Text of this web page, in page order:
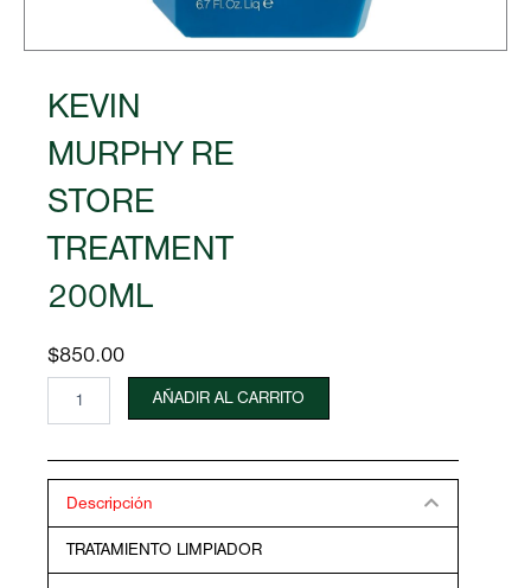
KEVIN
MURPHY RE
STORE
TREATMENT
200ML
$850.00
MURPHY
STORE
TREATMENT
200ML
cantidad
AÑADIR AL CARRITO
Descripción
TRATAMIENTO LIMPIADOR